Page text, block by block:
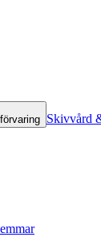
Skivvård